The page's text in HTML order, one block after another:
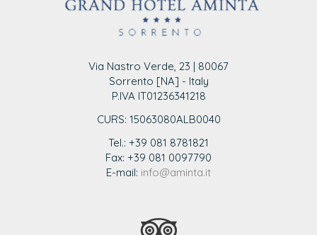
Via Nastro Verde, 23 | 80067
Sorrento [NA] - Italy
P.IVA IT01236341218
CURS: 15063080ALB0040
Tel.: +39 081 8781821
Fax: +39 081 0097790
E-mail: info@aminta.it